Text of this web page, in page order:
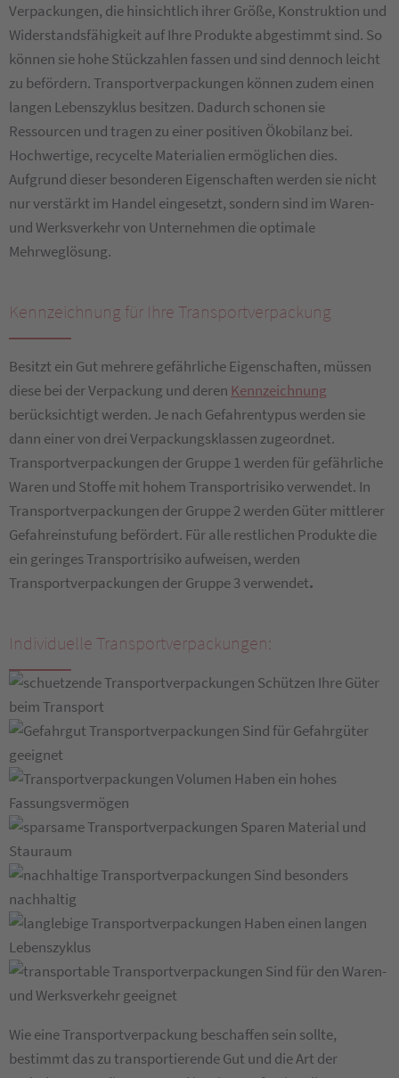
Verpackungen, die hinsichtlich ihrer Größe, Konstruktion und
Widerstandsfähigkeit auf Ihre Produkte abgestimmt sind. So
können sie hohe Stückzahlen fassen und sind dennoch leicht
zu befördern. Transportverpackungen können zudem einen
langen Lebenszyklus besitzen. Dadurch schonen sie
Ressourcen und tragen zu einer positiven Ökobilanz bei.
Hochwertige, recycelte Materialien ermöglichen dies.
Aufgrund dieser besonderen Eigenschaften werden sie nicht
nur verstärkt im Handel eingesetzt, sondern sind im Waren-
und Werksverkehr von Unternehmen die optimale
Mehrweglösung.
Kennzeichnung für Ihre Transportverpackung
Besitzt ein Gut mehrere gefährliche Eigenschaften, müssen
diese bei der Verpackung und deren Kennzeichnung
berücksichtigt werden. Je nach Gefahrentypus werden sie
dann einer von drei Verpackungsklassen zugeordnet.
Transportverpackungen der Gruppe 1 werden für gefährliche
Waren und Stoffe mit hohem Transportrisiko verwendet. In
Transportverpackungen der Gruppe 2 werden Güter mittlerer
Gefahreinstufung befördert. Für alle restlichen Produkte die
ein geringes Transportrisiko aufweisen, werden
Transportverpackungen der Gruppe 3 verwendet.
Individuelle Transportverpackungen:
Schützen Ihre Güter
beim Transport
Sind für Gefahrgüter
geeignet
Haben ein hohes
Fassungsvermögen
Sparen Material und
Stauraum
Sind besonders
nachhaltig
Haben einen langen
Lebenszyklus
Sind für den Waren-
und Werksverkehr geeignet
Wie eine Transportverpackung beschaffen sein sollte,
bestimmt das zu transportierende Gut und die Art der